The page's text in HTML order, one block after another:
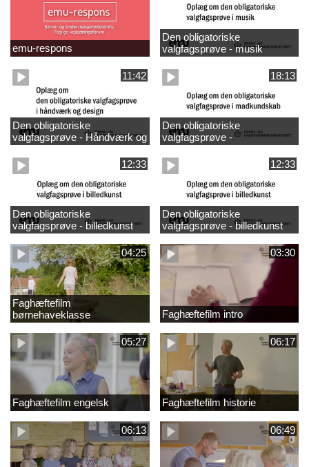
emu-respons
Den obligatoriske
valgfagsprøve - musik
11:42
Den obligatoriske
valgfagsprøve - Håndværk og
design
18:13
Den obligatoriske
valgfagsprøve -
madkundskab
12:33
Den obligatoriske
valgfagsprøve - billedkunst
større LK
12:33
Den obligatoriske
valgfagsprøve - billedkunst
04:25
Faghæftefilm
børnehaveklasse
03:30
Faghæftefilm intro
05:27
Faghæftefilm engelsk
06:17
Faghæftefilm historie
06:13 06:49